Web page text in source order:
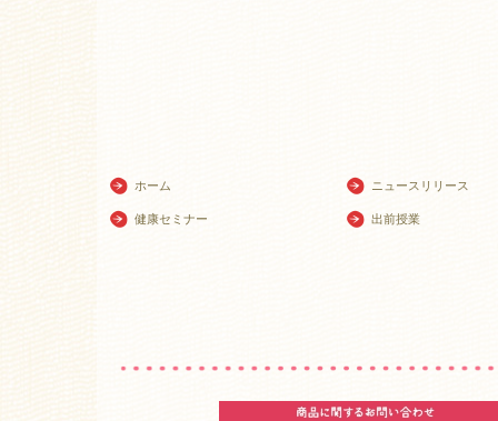
ホーム ニュースリリース
健康セミナー 出前授業